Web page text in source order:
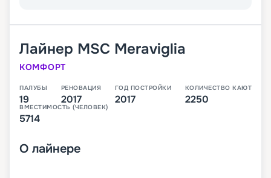
Лайнер MSC Meraviglia
КОМФОРТ
ПАЛУБЫ
19
РЕНОВАЦИЯ
2017
ГОД ПОСТРОЙКИ
2017
КОЛИЧЕСТВО КАЮТ
2250
ВМЕСТИМОСТЬ (ЧЕЛОВЕК)
5714
О лайнере